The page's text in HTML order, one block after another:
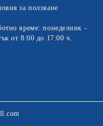
за ползване
време: понеделник -
от 8:00 до 17:00 ч.